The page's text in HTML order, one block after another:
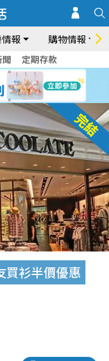
報 購物情報
定期存款
買衫半價優惠